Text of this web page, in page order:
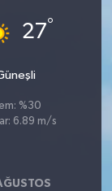
27°
%30
6.89 m/s